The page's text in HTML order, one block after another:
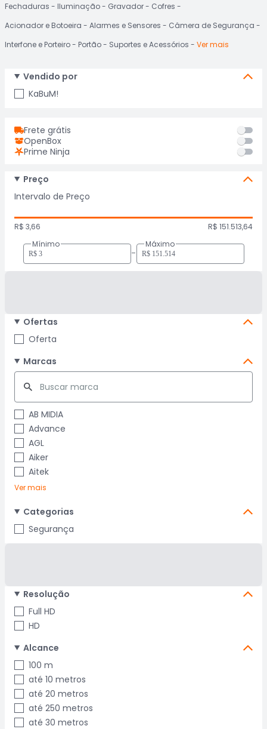
Fechaduras Iluminação Gravador
Cofres
Acionador e Botoeira
Alarmes e Sensores
Câmera de Segurança
Interfone e Porteiro
Portão Suportes e Acessórios Ver mais
Vendido por
KaBuM!
Frete grátis
OpenBox
Prime Ninja
Preço
Intervalo de Preço
R$ 3,66
R$ 151.513,64
Mínimo
-
Máximo
Ofertas
Oferta
Marcas
AB MIDIA
Advance
AGL
Aiker
Aitek
Ver mais
Categorias
Segurança
Resolução
Full HD
HD
Alcance
100 m
até 10 metros
até 20 metros
até 250 metros
até 30 metros